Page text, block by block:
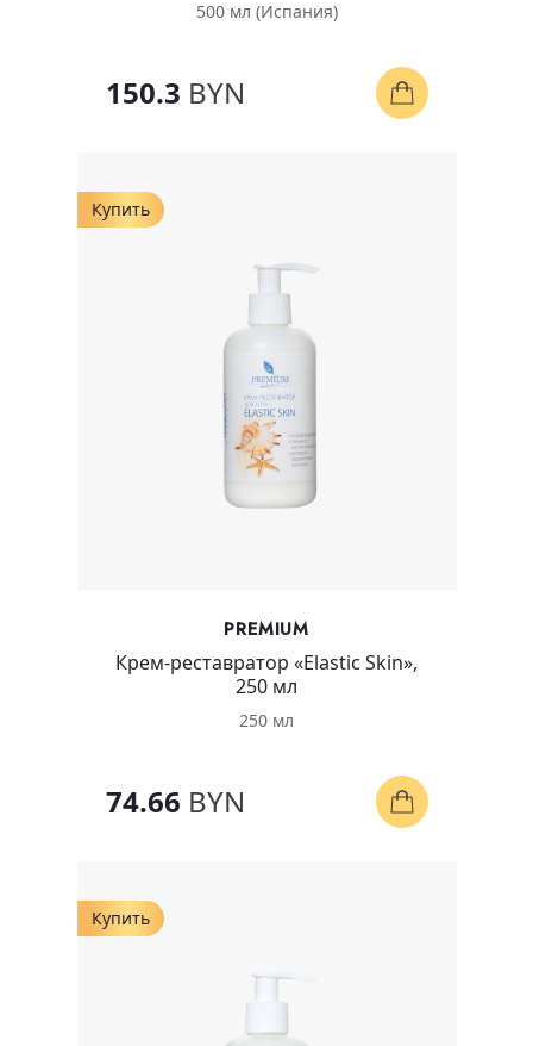
500 мл (Испания)
150.3 BYN
Купить
PREMIUM
Крем-реставратор «Elastic Skin»,
250 мл
250 мл
74.66 BYN
Купить